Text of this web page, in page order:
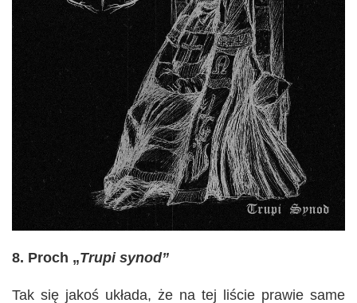
8. Proch „Trupi synod”
Tak się jakoś układa, że na tej liście prawie same